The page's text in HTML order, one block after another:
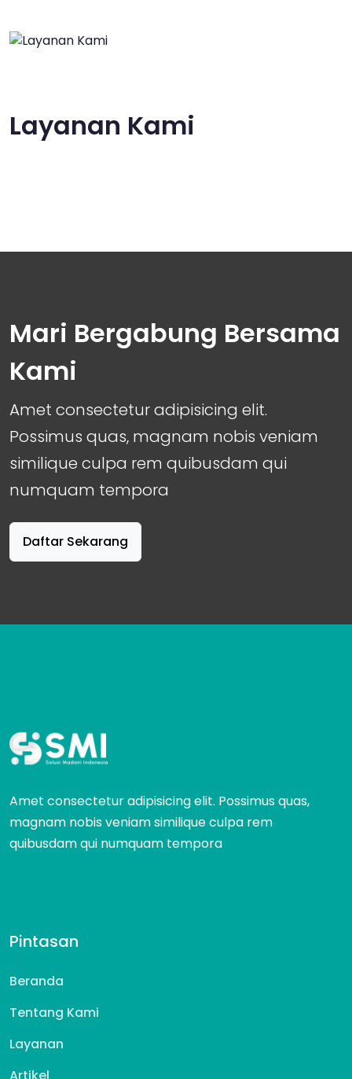
Layanan Kami
Mari Bergabung Bersama
Kami
Amet consectetur adipisicing elit.
Possimus quas, magnam nobis veniam
similique culpa rem quibusdam qui
numquam tempora
Daftar Sekarang
Amet consectetur adipisicing elit. Possimus quas,
magnam nobis veniam similique culpa rem
quibusdam qui numquam tempora
Pintasan
Beranda
Tentang Kami
Layanan